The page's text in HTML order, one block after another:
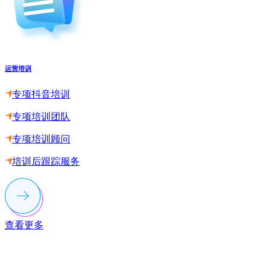
运营培训
专项抖音培训
专项培训团队
专项培训顾问
培训后跟踪服务
查看更多